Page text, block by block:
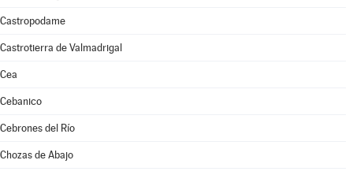
Castropodame
Castrotierra de Valmadrigal
Cea
Cebanico
Cebrones del Río
Chozas de Abajo